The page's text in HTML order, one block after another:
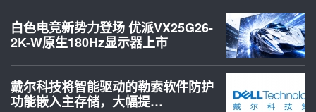
白色电竞新势力登场 优派VX25G26-
2K-W原生180Hz显示器上市
戴尔科技将智能驱动的勒索软件防护
功能嵌入主存储，大幅提…